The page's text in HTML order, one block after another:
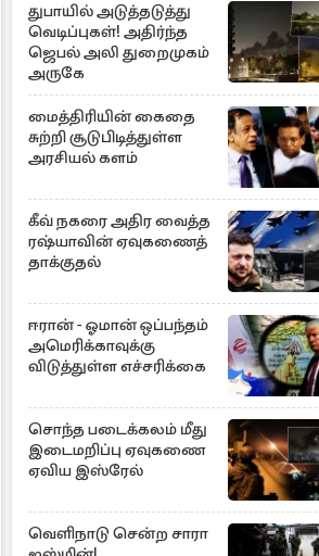
துபாயில் அடுத்தடுத்து
வெடிப்புகள்! அதிர்ந்த
ஜெபல் அலி துறைமுகம்
அருகே
மைத்திரியின் கைதை
சுற்றி சூடுபிடித்துள்ள
அரசியல் களம்
கீவ் நகரை அதிர வைத்த
ரஷ்யாவின் ஏவுகணைத்
தாக்குதல்
ஈரான் - ஓமான் ஒப்பந்தம்
அமெரிக்காவுக்கு
விடுத்துள்ள எச்சரிக்கை
சொந்த படைக்கலம் மீது
இடைமறிப்பு ஏவுகணை
ஏவிய இஸ்ரேல்
வெளிநாடு சென்ற சாரா